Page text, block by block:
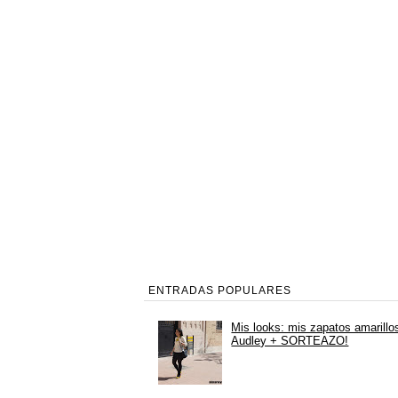
ENTRADAS POPULARES
Mis looks: mis zapatos
Audley + SORTEAZO!